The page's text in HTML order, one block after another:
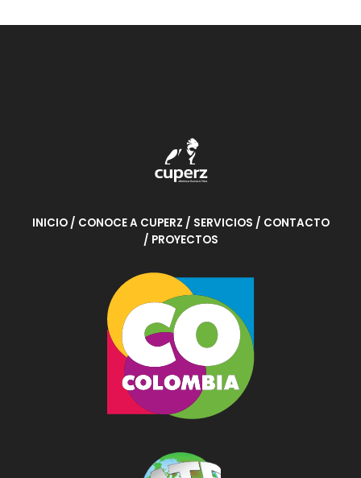
INICIO / CONOCE A CUPERZ / SERVICIOS / CONTACTO
/ PROYECTOS